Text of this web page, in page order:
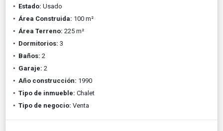
Estado: Usado
Área Construida: 100 m²
Área Terreno: 225 m²
Dormitorios: 3
Baños: 2
Garaje: 2
Año construcción: 1990
Tipo de inmueble: Chalet
Tipo de negocio: Venta